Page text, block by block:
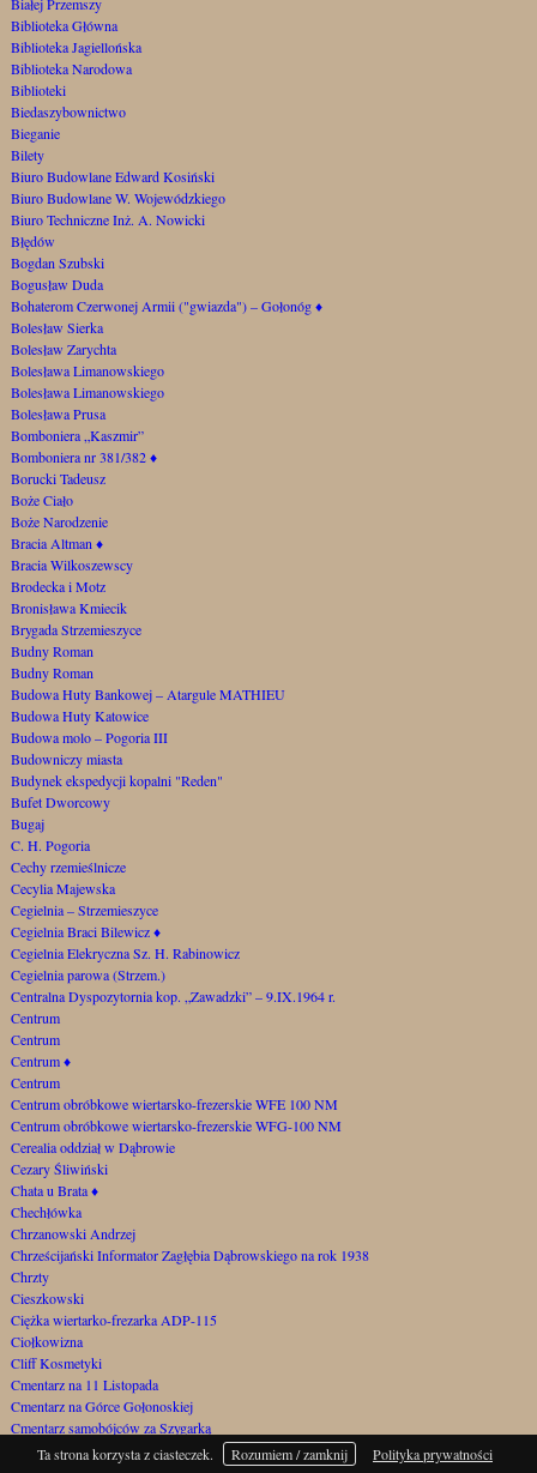
Biblioteka Główna
Biblioteka Jagiellońska
Biblioteka Narodowa
Biblioteki
Biedaszybownictwo
Bieganie
Bilety
Biuro Budowlane Edward Kosiński
Biuro Budowlane W. Wojewódzkiego
Biuro Techniczne Inż. A. Nowicki
Błędów
Bogdan Szubski
Bogusław Duda
Bohaterom Czerwonej Armii ("gwiazda") – Gołonóg♦
Bolesław Sierka
Bolesław Zarychta
Bolesława Limanowskiego
Bolesława Limanowskiego
Bolesława Prusa
Bomboniera „Kaszmir”
Bomboniera nr 381/382♦
Borucki Tadeusz
Boże Ciało
Boże Narodzenie
Bracia Altman ♦
Bracia Wilkoszewscy
Brodecka i Motz
Bronisława Kmiecik
Brygada Strzemieszyce
Budny Roman
Budny Roman
Budowa Huty Bankowej – Atargule MATHIEU
Budowa Huty Katowice
Budowa molo – Pogoria III
Budowniczy miasta
Budynek ekspedycji kopalni "Reden"
Bufet Dworcowy
Bugaj
C. H. Pogoria
Cechy rzemieślnicze
Cecylia Majewska
Cegielnia – Strzemieszyce
Cegielnia Braci Bilewicz♦
Cegielnia Elekryczna Sz. H. Rabinowicz
Cegielnia parowa (Strzem.)
Centralna Dyspozytornia kop. „Zawadzki” – 9.IX.1964 r.
Centrum
Centrum
Centrum♦
Centrum
Centrum obróbkowe wiertarsko-frezerskie WFE 100 NM
Centrum obróbkowe wiertarsko-frezerskie WFG-100 NM
Cerealia oddział w Dąbrowie
Cezary Śliwiński
Chata u Brata♦
Chechłówka
Chrzanowski Andrzej
Chrześcijański Informator Zagłębia Dąbrowskiego na rok 1938
Chrzty
Cieszkowski
Ciężka wiertarko-frezarka ADP-115
Ciołkowizna
Cliff Kosmetyki
Cmentarz na 11 Listopada
Cmentarz na Górce Gołonoskiej
Cmentarz samobójców za Szygarką
Cmentarz św. Barbary przy ul. Starocmentarnej
Ta strona korzysta z ciasteczek. Rozumiem / zamknij Polityka prywatności